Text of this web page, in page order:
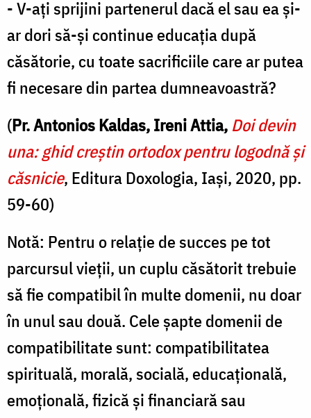
- V-ați sprijini partenerul dacă el sau ea și-
ar dori să-și continue educația după
căsătorie, cu toate sacrificiile care ar putea
fi necesare din partea dumneavoastră?
(Pr. Antonios Kaldas, Ireni Attia, Doi devin
una: ghid creștin ortodox pentru logodnă și
căsnicie, Editura Doxologia, Iași, 2020, pp.
59-60)
Notă: Pentru o relaţie de succes pe tot
parcursul vieţii, un cuplu căsătorit trebuie
să fie compatibil în multe domenii, nu doar
în unul sau două. Cele şapte domenii de
compatibilitate sunt: compatibilitatea
spirituală, morală, socială, educaţională,
emoţională, fizică şi financiară sau